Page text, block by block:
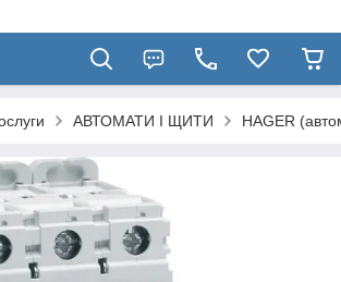
АВТОМАТИ І ЩИТИ HAGER